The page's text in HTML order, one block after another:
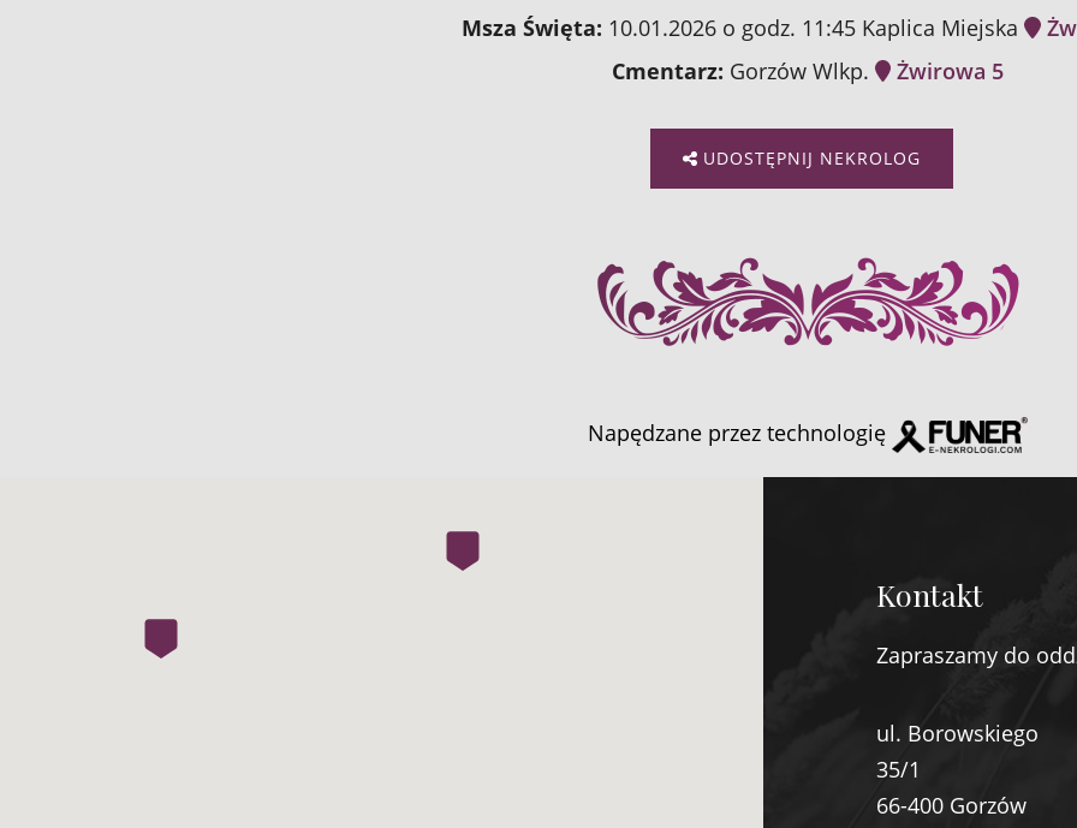
Msza Święta: 10.01.2026 o godz. 11:45 Kaplica Miejska
Cmentarz: Gorzów Wlkp. Żwirowa 5
UDOSTĘPNIJ NEKROLOG
Napędzane przez technologię
Kontakt
Zapraszamy do
ul. Borowskiego
35/1
66-400 Gorzów